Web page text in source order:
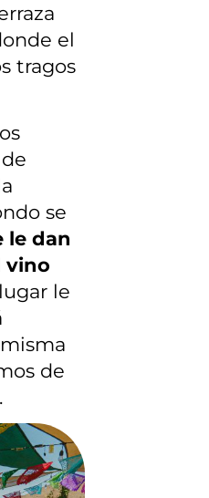
el
tragos
se
le dan
vino
le
de